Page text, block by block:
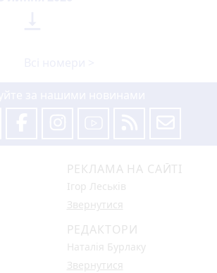
РЕКЛАМА НА САЙТІ
Ігор Леськів
Звернутися
РЕДАКТОРИ
Наталія Бурлаку
Звернутися